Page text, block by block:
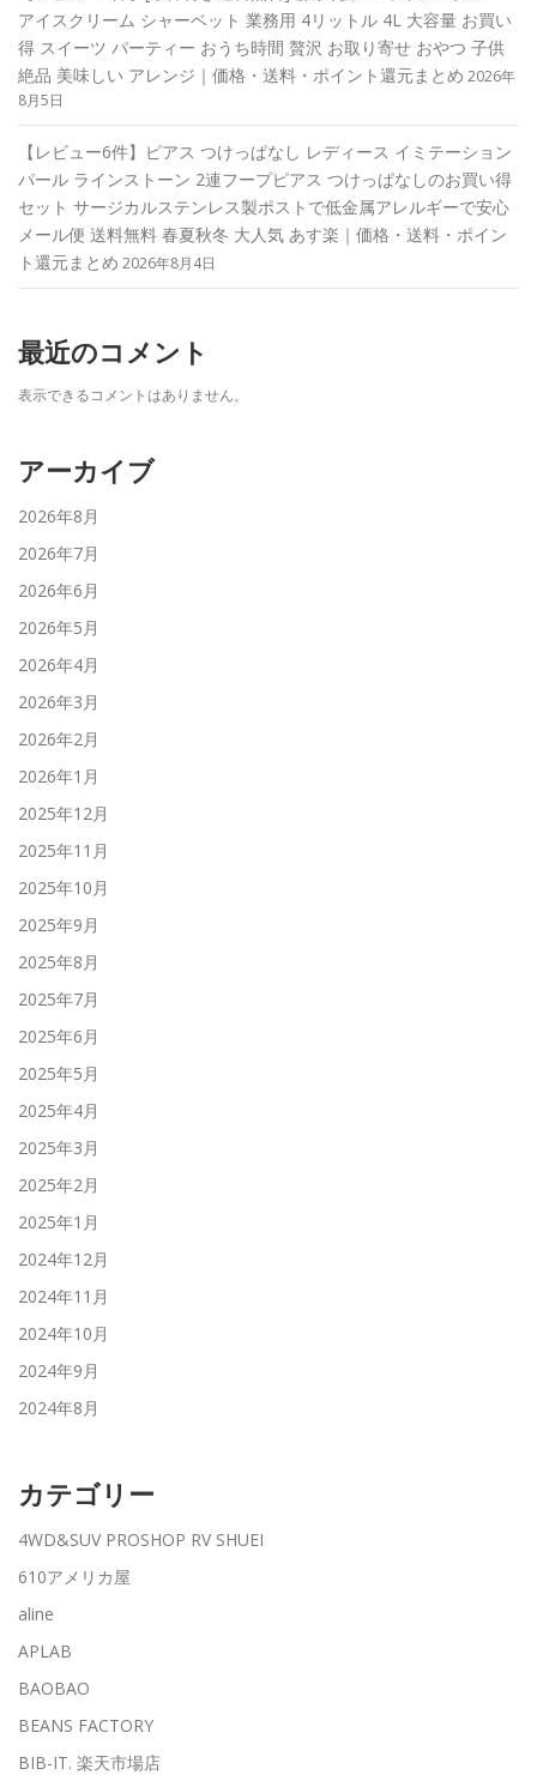
アイスクリーム シャーベット 業務用 4リットル 4L 大容量 お買い
得 スイーツ パーティー おうち時間 贅沢 お取り寄せ おやつ 子供
絶品 美味しい アレンジ｜価格・送料・ポイント還元まとめ 2026年
8月5日
【レビュー6件】ピアス つけっぱなし レディース イミテーション
パール ラインストーン 2連フープピアス つけっぱなしのお買い得
セット サージカルステンレス製ポストで低金属アレルギーで安心
メール便 送料無料 春夏秋冬 大人気 あす楽｜価格・送料・ポイン
ト還元まとめ 2026年8月4日
最近のコメント
表示できるコメントはありません。
アーカイブ
2026年8月
2026年7月
2026年6月
2026年5月
2026年4月
2026年3月
2026年2月
2026年1月
2025年12月
2025年11月
2025年10月
2025年9月
2025年8月
2025年7月
2025年6月
2025年5月
2025年4月
2025年3月
2025年2月
2025年1月
2024年12月
2024年11月
2024年10月
2024年9月
2024年8月
カテゴリー
4WD&SUV PROSHOP RV SHUEI
610アメリカ屋
aline
APLAB
BAOBAO
BEANS FACTORY
BIB-IT. 楽天市場店